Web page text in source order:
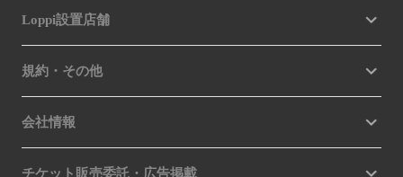
Loppi設置店舗
規約・その他
会社情報
チケット販売委託・広告掲載